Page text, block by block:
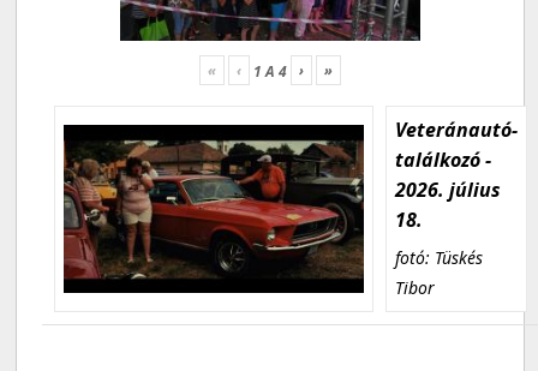
« ‹ 1A 4 › »
Veteránautó-
találkozó -
2026. július
18.
fotó: Tüskés
Tibor